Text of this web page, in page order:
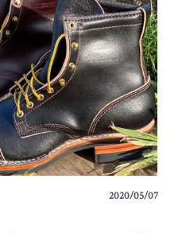
)・８インチハイト・ウエスコ
フソール（ブラック）・ブラ
ブラウン ステッチ・エッジカ
円 （税込）レザーには通常
ウィン・ホースハイド"を使用
をお楽しみいただけます。ま
えブラウンのレザーレースも
用が可能です。本日より店頭
。締め切りは、【2020年7月12
期は約３〜４ヶ月です。８イン
い勝手が良くシンプルな仕様
するのではないでしょうか。
ルな１足。ぜひご検討下さい
【オンラインストアについ
全国一律で送料・代引手数料を
ンストアでのご注文以外に
2020/05/07